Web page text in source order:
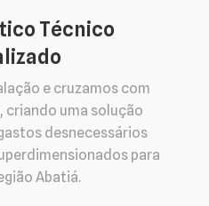
Técnico
e cruzamos com
criando uma solução
desnecessários
para
Abatiá.